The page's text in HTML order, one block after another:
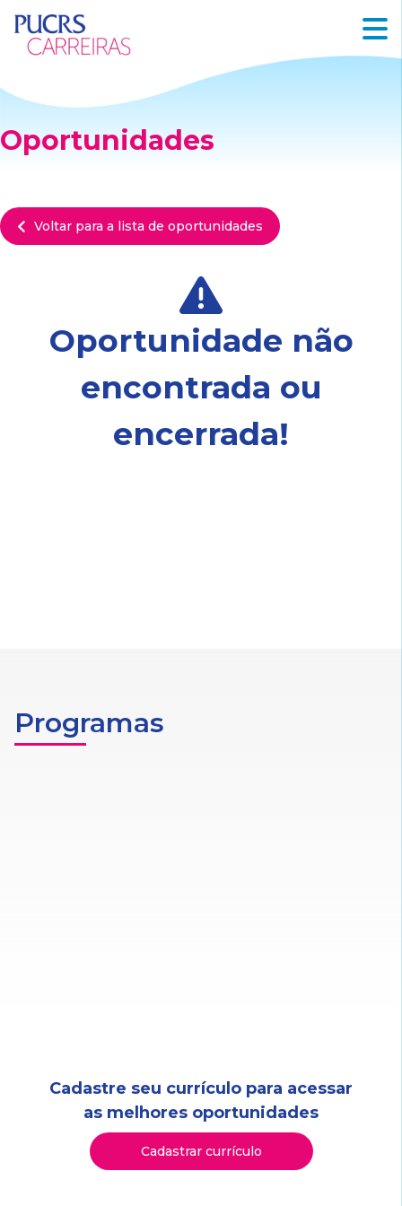
Oportunidades
Voltar para a lista de oportunidades
Oportunidade não
encontrada ou
encerrada!
Programas
Cadastre seu currículo para acessar
as melhores oportunidades
Cadastrar currículo